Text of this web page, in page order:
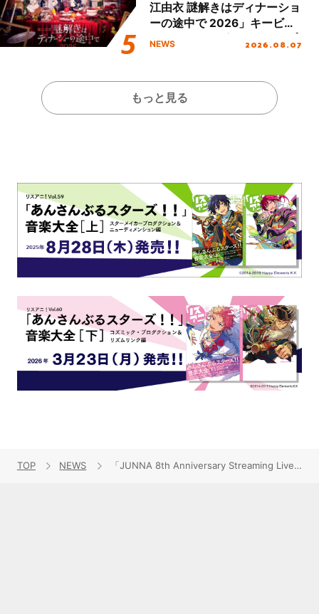
江由衣 謎解きはディナーショ
ーの途中で 2026」キービジ
ュアル＆グッズラインナップ
NEWS 2026.08.07
もっと見る
TOP NEWS 「JUNNA 8th Anniversary Streaming Live」生配信決定！